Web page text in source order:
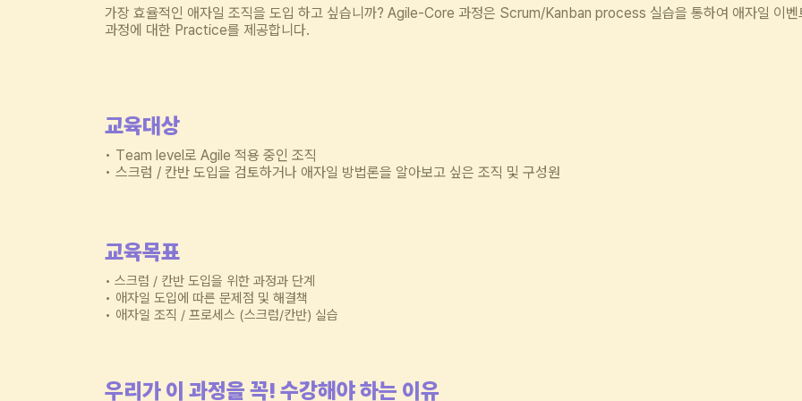
가장 효율적인 애자일 조직을 도입 하고 싶습니까? Agile-Core 과정은 Scrum/Kanban process 실습을 통하여 애자일 이벤
과정에 대한 Practice를 제공합니다.
교육대상
• Team level로 Agile 적용 중인 조직
• 스크럼 / 칸반 도입을 검토하거나 애자일 방법론을 알아보고 싶은 조직 및 구성원
교육목표
• 스크럼 / 칸반 도입을 위한 과정과 단계
• 애자일 도입에 따른 문제점 및 해결책
• 애자일 조직 / 프로세스 (스크럼/칸반) 실습
우리가 이 과정을 꼭! 수강해야하는 이유